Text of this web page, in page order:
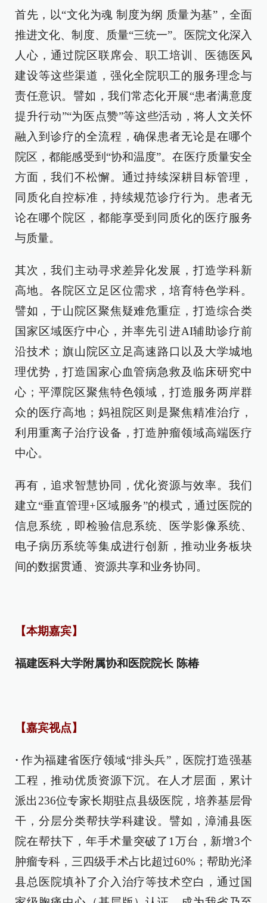
首先，以“文化为魂 制度为纲 质量为基”，全面
推进文化、制度、质量“三统一”。医院文化深入
人心，通过院区联席会、职工培训、医德医风
建设等这些渠道，强化全院职工的服务理念与
责任意识。譬如，我们常态化开展“患者满意度
提升行动”“为医点赞”等这些活动，将人文关怀
融入到诊疗的全流程，确保患者无论是在哪个
院区，都能感受到“协和温度”。在医疗质量安全
方面，我们不松懈。通过持续深耕目标管理，
同质化自控标准，持续规范诊疗行为。患者无
论在哪个院区，都能享受到同质化的医疗服务
与质量。
其次，我们主动寻求差异化发展，打造学科新
高地。各院区立足区位需求，培育特色学科。
譬如，于山院区聚焦疑难危重症，打造综合类
国家区域医疗中心，并率先引进AI辅助诊疗前
沿技术；旗山院区立足高速路口以及大学城地
理优势，打造国家心血管病急救及临床研究中
心；平潭院区聚焦特色领域，打造服务两岸群
众的医疗高地；妈祖院区则是聚焦精准治疗，
利用重离子治疗设备，打造肿瘤领域高端医疗
中心。
再有，追求智慧协同，优化资源与效率。我们
建立“垂直管理+区域服务”的模式，通过医院的
信息系统，即检验信息系统、医学影像系统、
电子病历系统等集成进行创新，推动业务板块
间的数据贯通、资源共享和业务协同。
【本期嘉宾】
福建医科大学附属协和医院院长 陈椿
【嘉宾视点】
·作为福建省医疗领域“排头兵”，医院打造强基
工程，推动优质资源下沉。在人才层面，累计
派出236位专家长期驻点县级医院，培养基层骨
干，分层分类帮扶学科建设。譬如，漳浦县医
院在帮扶下，年手术量突破了1万台，新增3个
肿瘤专科，三四级手术占比超过60%；帮助光泽
县总医院填补了介入治疗等技术空白，通过国